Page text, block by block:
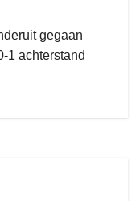
gegaan
1 achterstand